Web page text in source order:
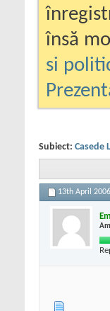
însă
si
Subiect: Casede
13th April